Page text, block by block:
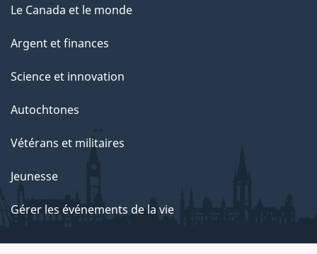
Le Canada et le monde
Argent et finances
Science et innovation
Autochtones
Vétérans et militaires
Jeunesse
Gérer les événements de la vie